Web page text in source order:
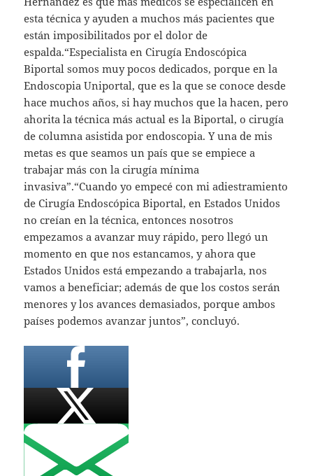
esta técnica y ayuden a muchos más pacientes que
están imposibilitados por el dolor de
espalda.“Especialista en Cirugía Endoscópica
Biportal somos muy pocos dedicados, porque en la
Endoscopia Uniportal, que es la que se conoce desde
hace muchos años, si hay muchos que la hacen, pero
ahorita la técnica más actual es la Biportal, o cirugía
de columna asistida por endoscopia. Y una de mis
metas es que seamos un país que se empiece a
trabajar más con la cirugía mínima
invasiva”.“Cuando yo empecé con mi adiestramiento
de Cirugía Endoscópica Biportal, en Estados Unidos
no creían en la técnica, entonces nosotros
empezamos a avanzar muy rápido, pero llegó un
momento en que nos estancamos, y ahora que
Estados Unidos está empezando a trabajarla, nos
vamos a beneficiar; además de que los costos serán
menores y los avances demasiados, porque ambos
países podemos avanzar juntos”, concluyó.